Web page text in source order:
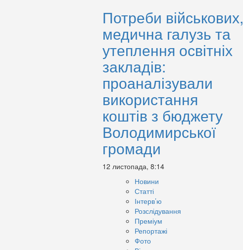
Потреби військових,
медична галузь та
утеплення освітніх
закладів:
проаналізували
використання
коштів з бюджету
Володимирської
громади
12 листопада, 8:14
Новини
Статті
Інтерв’ю
Розслідування
Преміум
Репортажі
Фото